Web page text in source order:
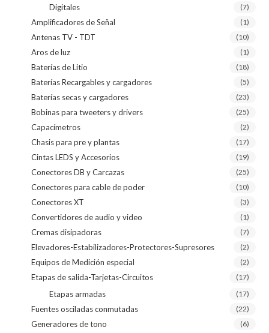
Digitales (7)
Amplificadores de Señal (1)
Antenas TV - TDT (10)
Aros de luz (1)
Baterías de Litio (18)
Baterías Recargables y cargadores (5)
Baterías secas y cargadores (23)
Bobinas para tweeters y drivers (25)
Capacímetros (2)
Chasis para pre y plantas (17)
Cintas LEDS y Accesorios (19)
Conectores DB y Carcazas (25)
Conectores para cable de poder (10)
Conectores XT (3)
Convertidores de audio y video (1)
Cremas disipadoras (7)
Elevadores-Estabilizadores-Protectores-Supresores (2)
Equipos de Medición especial (2)
Etapas de salida-Tarjetas-Circuitos (17)
Etapas armadas (17)
Fuentes osciladas conmutadas (22)
Generadores de tono (6)